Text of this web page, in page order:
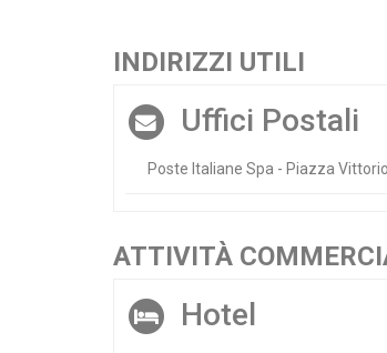
INDIRIZZI UTILI
Uffici Postali
Poste Italiane Spa - Piazza
ATTIVITÀ
Hotel